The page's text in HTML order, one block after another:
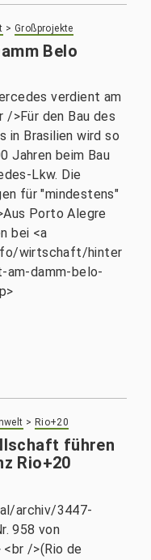
>Großprojekte
Belo
verdient am
>Für den Bau des
in Brasilien wird so
Jahren beim Bau
Lkw. Die
für "mindestens"
Porto Alegre
bei <a
wirtschaft/hinter
am-damm-belo-
> Rio+20
führen
Rio+20
archiv/3447-
958 von
/>(Rio de